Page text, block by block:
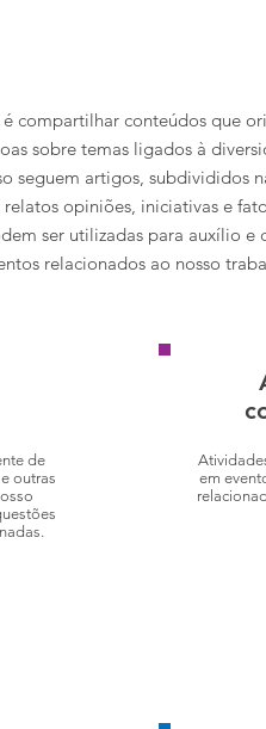
compartilhar conteúdos que
sobre temas ligados à
seguem artigos, subdivididos
opiniões, iniciativas e
ser utilizadas para auxílio e
relacionados ao nosso
de
outras
em